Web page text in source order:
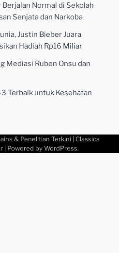
Normal di Sekolah
Senjata dan Narkoba
Justin Bieber Juara
Hadiah Rp16 Miliar
Mediasi Ruben Onsu dan
Terbaik untuk Kesehatan
& Penelitian Terkini | Classica
| Powered by WordPress.